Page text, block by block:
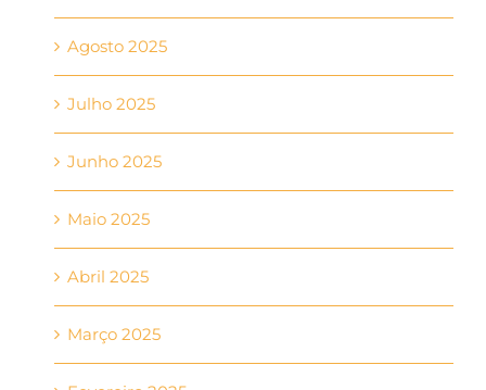
Agosto 2025
Julho 2025
Junho 2025
Maio 2025
Abril 2025
Março 2025